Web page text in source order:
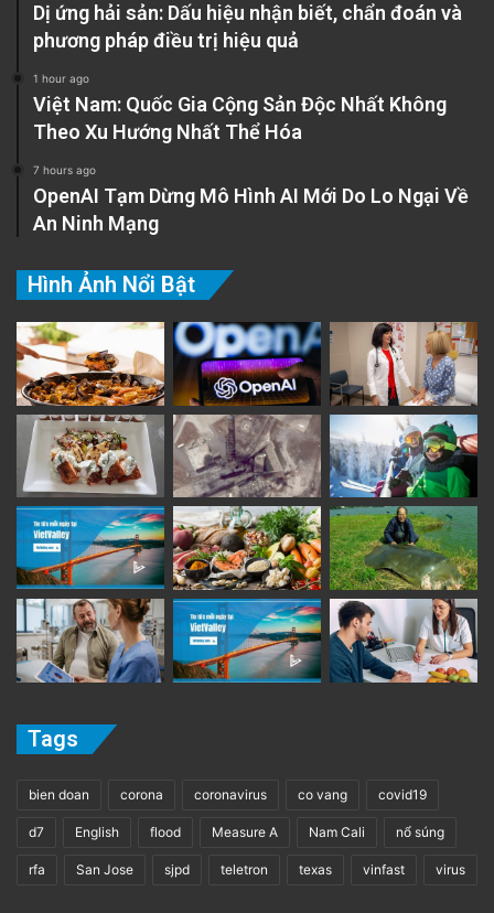
Dị ứng hải sản: Dấu hiệu nhận biết, chẩn đoán và
phương pháp điều trị hiệu quả
1 hour ago
Việt Nam: Quốc Gia Cộng Sản Độc Nhất Không
Theo Xu Hướng Nhất Thể Hóa
7 hours ago
OpenAI Tạm Dừng Mô Hình AI Mới Do Lo Ngại Về
An Ninh Mạng
Hình Ảnh Nổi Bật
Tags
bien doan corona coronavirus co vang covid19
d7 English flood Measure A Nam Cali nổ súng
rfa San Jose sjpd teletron texas vinfast virus